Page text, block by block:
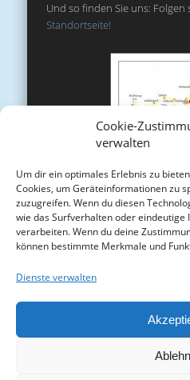
Cookie-
verwalten
Um dir ein optimales Erlebnis zu
Cookies, um Geräteinformationen zu
zuzugreifen. Wenn du diesen
wie das Surfverhalten oder eindeutige
verarbeiten. Wenn du deine
können bestimmte Merkmale und
Dienste verwalten
Und so finden Sie uns: Folgen
Standortseite!